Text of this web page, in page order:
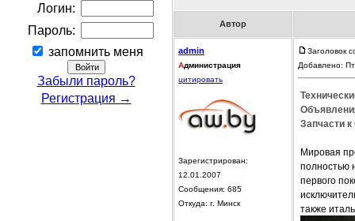
Логин:
Пароль:
запомнить меня
Забыли пароль?
Регистрация →
Автор
admin
Администрация
цитировать
Зарегистрирован:
12.01.2007
Сообщения: 685
Откуда: г. Минск
Заголовок
Добавлено:
Запчасти
Мировая
полностью
первого
также